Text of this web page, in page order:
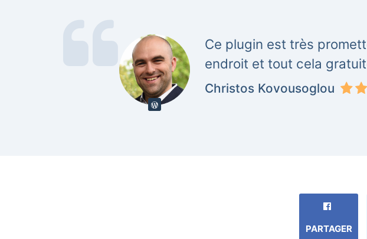
Ce plugin est très
endroit et tout cela
Christos Kovousoglou
PARTAGER